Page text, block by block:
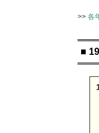
>> 各
■